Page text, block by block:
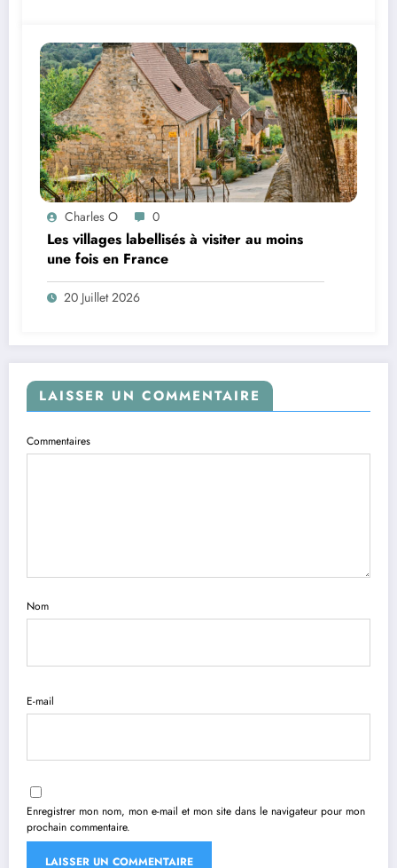
Charles O 0
Les villages labellisés à visiter au moins
une fois en France
20 Juillet 2026
LAISSER UN COMMENTAIRE
Commentaires
Nom
E-mail
Enregistrer mon nom, mon e-mail et mon site dans le navigateur pour mon
prochain commentaire.